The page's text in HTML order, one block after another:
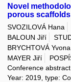
Novel
porous
SVOZILOVÁ Hana
BALOUN Jiří
BRYCHTOVÁ Yvona
MAYER Jiří
Conference abstract
Year: 2019, type: